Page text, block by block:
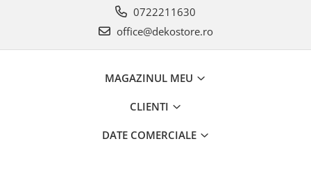
0722211630
office@dekostore.ro
MAGAZINUL MEU
CLIENTI
DATE COMERCIALE